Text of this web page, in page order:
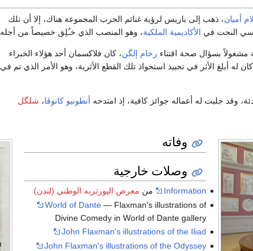
أميان، ذهب إلى باريس لرؤية غنائم الحرب المجموعة هناك، إلا أن تلك
النحت في الأكاديمية الملكية، وهو المنصب الذي خـُلِق خصيصاً من أجله.
رخام إلگن، كان فلاكسمان أحد هؤلاء الخبراء
له أبلغ الأثر في تحبيذ استحواذ تلك القطع الأثرية، وهو الأمر الذي تم في
وقد جلبت له أعماله جوائز كافية، إذ امتدحه أنطونيو كانوڤا، شلگل
وفاته
وصلات خارجية
Information من معرض الپورتريه الوطني (لندن)
World of Dante — Flaxman's illustrations of
Divine Comedy in World of Dante gallery
John Flaxman's illustrations of the Iliad
John Flaxman's illustrations of the Odyssey